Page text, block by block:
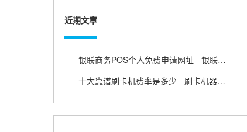
近期文章
银联商务POS个人免费申请网址 - 银联商务posapp
十大靠谱刷卡机费率是多少 - 刷卡机器有哪家